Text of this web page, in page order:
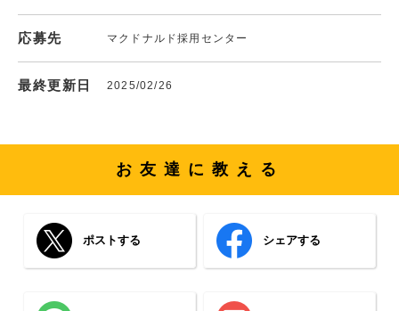
応募先 マクドナルド採用センター
最終更新日 2025/02/26
お友達に教える
ポストする シェアする